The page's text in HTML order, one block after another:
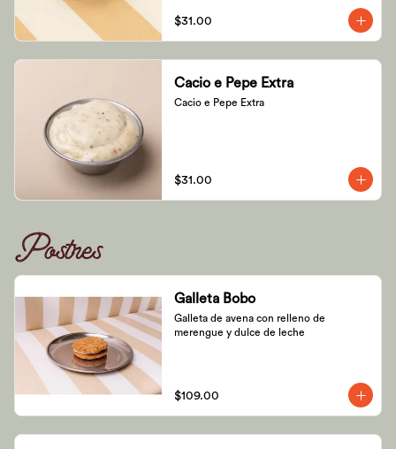
$31.00
Cacio e Pepe Extra
Cacio e Pepe Extra
$31.00
Postres
Galleta Bobo
Galleta de avena con relleno de
merengue y dulce de leche
$109.00